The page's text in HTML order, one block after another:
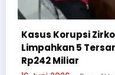
Kalteng
Negara
Cegah
Suluh